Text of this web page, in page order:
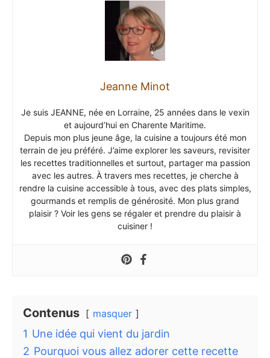
Jeanne Minot
Je suis JEANNE, née en Lorraine, 25 années dans le vexin
et aujourd’hui en Charente Maritime.
Depuis mon plus jeune âge, la cuisine a toujours été mon
terrain de jeu préféré. J’aime explorer les saveurs, revisiter
les recettes traditionnelles et surtout, partager ma passion
avec les autres. À travers mes recettes, je cherche à
rendre la cuisine accessible à tous, avec des plats simples,
gourmands et remplis de générosité. Mon plus grand
plaisir ? Voir les gens se régaler et prendre du plaisir à
cuisiner !
Contenus masquer
1 Une idée qui vient du jardin
2 Pourquoi vous allez adorer cette recette